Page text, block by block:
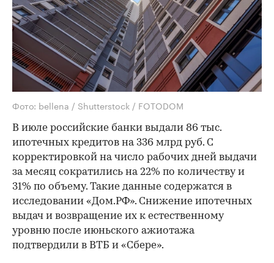
Фото: bellena / Shutterstock / FOTODOM
В июле российские банки выдали 86 тыс.
ипотечных кредитов на 336 млрд руб. С
корректировкой на число рабочих дней выдачи
за месяц сократились на 22% по количеству и
31% по объему. Такие данные содержатся в
исследовании «Дом.РФ». Снижение ипотечных
выдач и возвращение их к естественному
уровню после июньского ажиотажа
подтвердили в ВТБ и «Сбере».